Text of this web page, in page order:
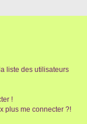
liste des utilisateurs
!
plus me connecter ?!